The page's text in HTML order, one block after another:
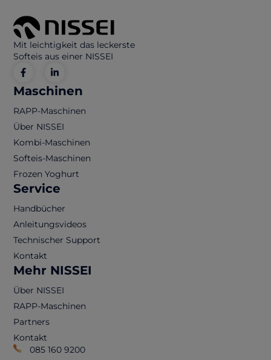
Mit leichtigkeit das leckerste
Softeis aus einer NISSEI
Maschinen
RAPP-Maschinen
Über NISSEI
Kombi-Maschinen
Softeis-Maschinen
Frozen Yoghurt
Service
Handbücher
Anleitungsvideos
Technischer Support
Kontakt
Mehr NISSEI
Über NISSEI
RAPP-Maschinen
Partners
Kontakt
085 160 9200